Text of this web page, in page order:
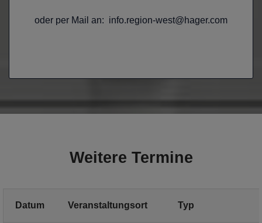
oder per Mail an: info.region-west@hager.com
Weitere Termine
Datum Veranstaltungsort Typ